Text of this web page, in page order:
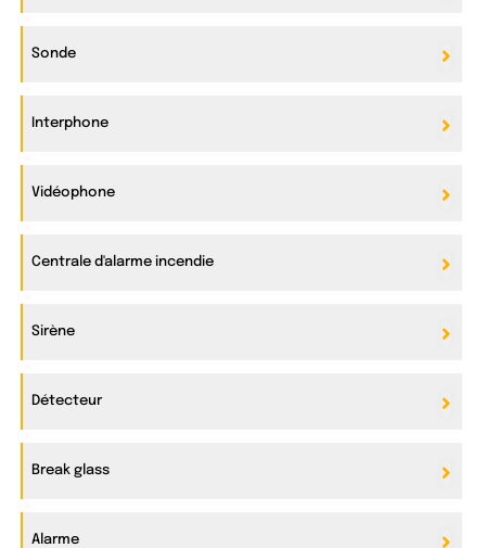
Sonde
Interphone
Vidéophone
Centrale d'alarme incendie
Sirène
Détecteur
Break glass
Alarme